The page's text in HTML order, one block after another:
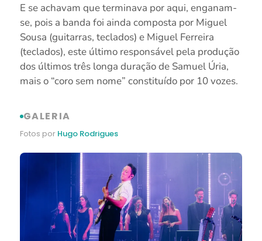
E se achavam que terminava por aqui, enganam-
se, pois a banda foi ainda composta por Miguel
Sousa (guitarras, teclados) e Miguel Ferreira
(teclados), este último responsável pela produção
dos últimos três longa duração de Samuel Úria,
mais o “coro sem nome” constituído por 10 vozes.
GALERIA
Fotos por Hugo Rodrigues